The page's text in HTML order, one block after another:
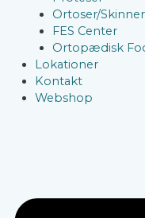
Ortoser/Skinner
FES Center
Ortopædisk
Lokationer
Kontakt
Webshop